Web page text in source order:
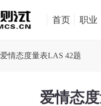
首页 职业
爱情态度量表LAS 42题
爱情态